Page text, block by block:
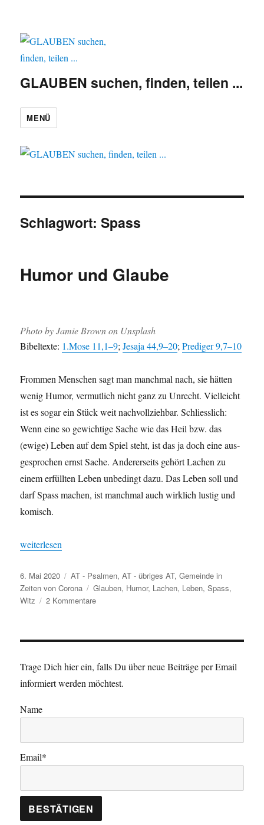
GLAUBEN suchen, finden, teilen ...
MENÜ
Schlagwort:Spass
Humor und Glaube
Pho­to by Jamie Brown on Unsplash
Bibel­texte: 1.Mose 11,1–9;Jesa­ja 44,9–20;Predi­ger 9,7–10
From­men Men­schen sagt man manch­mal nach, sie hät­ten
wenig Humor, ver­mut­lich nicht ganz zu Unrecht. Vielle­icht
ist es sog­ar ein Stück weit nachvol­lziehbar. Schliesslich:
Wenn eine so gewichtige Sache wie das Heil bzw. das
(ewige) Leben auf dem Spiel ste­ht, ist das ja doch eine aus­
ge­sprochen ernst Sache. Ander­er­seits gehört Lachen zu
einem erfüll­ten Leben unbe­d­ingt dazu. Das Leben soll und
darf Spass machen, ist manch­mal auch wirk­lich lustig und
komisch.
„Humor und Glaube“
weit­er­lesen
Veröffentlicht
am
6. Mai 2020 Kategorien
AT - Psalmen,AT - übriges AT,Gemeinde in
Zeiten von Corona
Schlagwörter
Glauben, Humor, Lachen, Leben,Spass,
Witz
2 Kommentarezu
Glaube
Trage Dich hier ein, falls Du über neue Beiträge per Email
informiert werden möchtest.
Name
Email*